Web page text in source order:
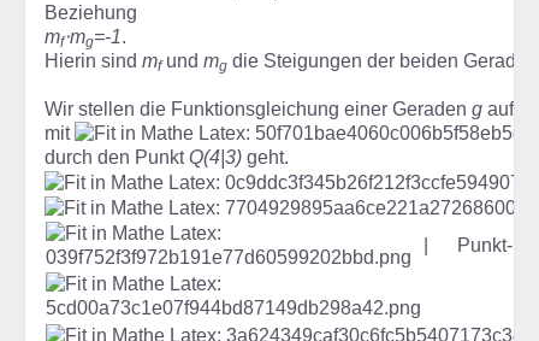
Beziehung
mf⋅mg=-1.
Hierin sind mfund mg die Steigungen der beiden
Wir stellen die Funktionsgleichung einer Geraden g auf,
mit
durch den PunktQ(4|3) geht.
Punkt-